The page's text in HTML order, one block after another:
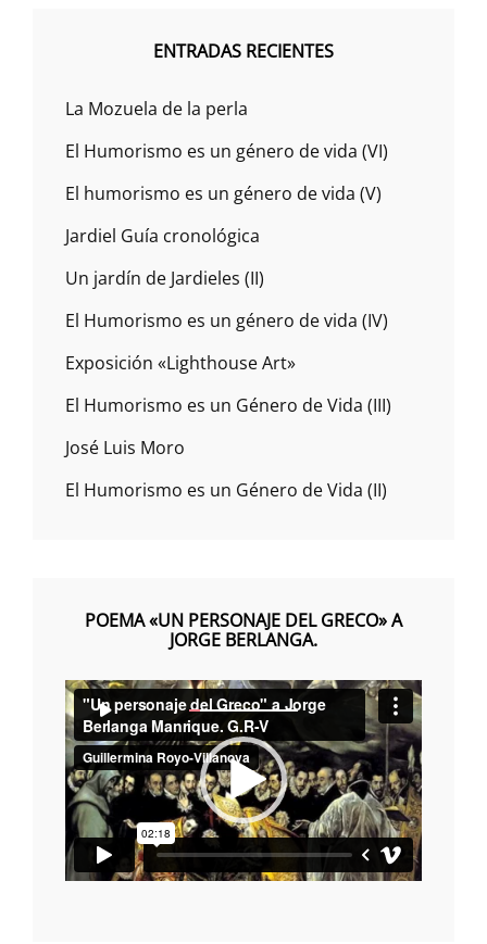
ENTRADAS RECIENTES
La Mozuela de la perla
El Humorismo es un género de vida (VI)
El humorismo es un género de vida (V)
Jardiel Guía cronológica
Un jardín de Jardieles (II)
El Humorismo es un género de vida (IV)
Exposición «Lighthouse Art»
El Humorismo es un Género de Vida (III)
José Luis Moro
El Humorismo es un Género de Vida (II)
POEMA «UN PERSONAJE DEL GRECO» A
JORGE BERLANGA.
Reproductor
de
vídeo
00:00 00:00